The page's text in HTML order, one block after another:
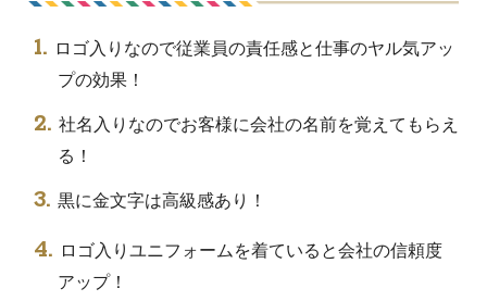
ロゴ入りなので従業員の責任感と仕事のヤル気アッ
プの効果！
社名入りなのでお客様に会社の名前を覚えてもらえ
る！
黒に金文字は高級感あり！
ロゴ入りユニフォームを着ていると会社の信頼度
アップ！